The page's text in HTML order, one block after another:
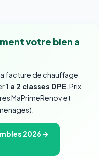
votre bien a
facture de chauffage
1 a 2 classes DPE . Prix
MaPrimeRenov et
2026 →